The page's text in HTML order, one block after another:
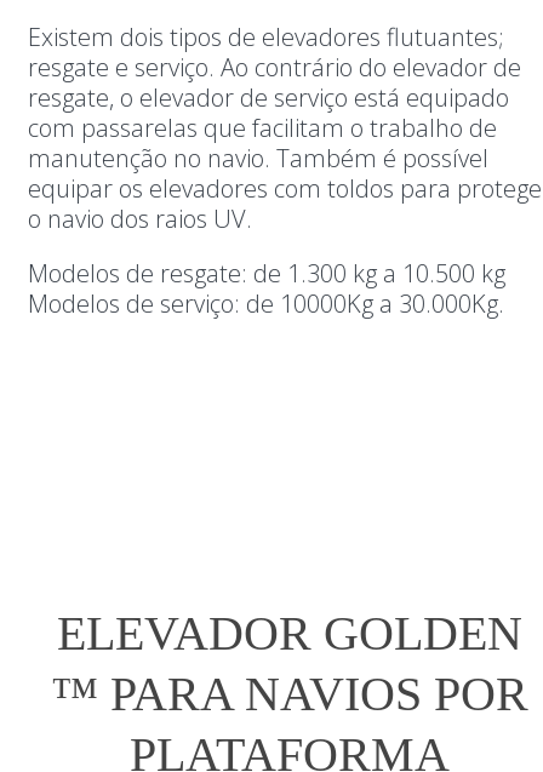
Existem dois tipos de elevadores flutuantes;
resgate e serviço. Ao contrário do elevador de
resgate, o elevador de serviço está equipado
com passarelas que facilitam o trabalho de
manutenção no navio. Também é possível
equipar os elevadores com toldos para
o navio dos raios UV.
Modelos de resgate: de 1.300 kg a 10.500 kg
Modelos de serviço: de 10000Kg a 30.000Kg.
ELEVADOR GOLDEN
™ PARA NAVIOS POR
PLATAFORMA